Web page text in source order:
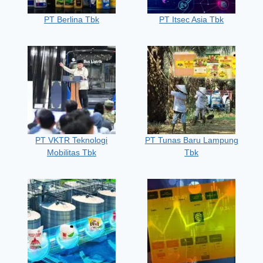
PT Berlina Tbk PT Itsec Asia Tbk
PT VKTR Teknologi
Mobilitas Tbk
PT Tunas Baru Lampung
Tbk